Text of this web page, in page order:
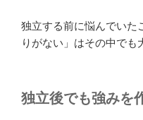
独立する前に悩んでいた
りがない」はその中でも
独立後でも強みを